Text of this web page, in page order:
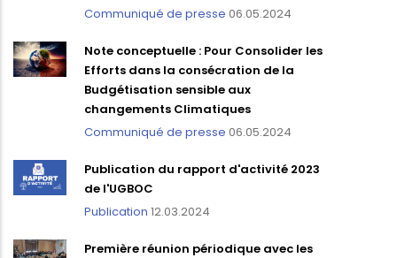
Communiqué de presse 06.05.2024
Note conceptuelle : Pour Consolider les
Efforts dans la consécration de la
Budgétisation sensible aux
changements Climatiques
Communiqué de presse 06.05.2024
Publication du rapport d'activité 2023
de l'UGBOC
Publication 12.03.2024
Première réunion périodique avec les